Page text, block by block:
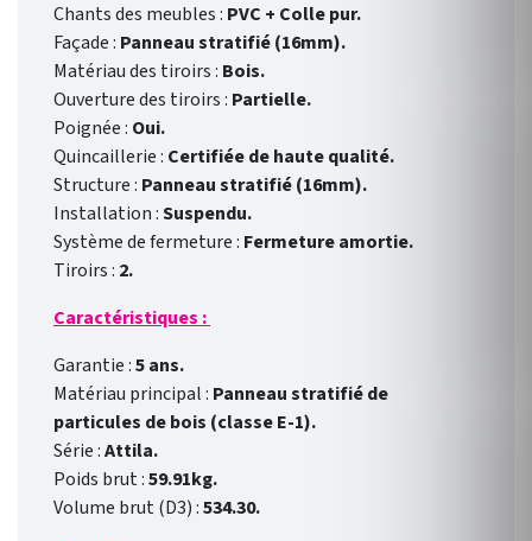
Chants des meubles : PVC + Colle pur.
Façade : Panneau stratifié (16mm).
Matériau des tiroirs : Bois.
Ouverture des tiroirs : Partielle.
Poignée : Oui.
Quincaillerie : Certifiée de haute qualité.
Structure : Panneau stratifié (16mm).
Installation :Suspendu.
Système de fermeture : Fermeture amortie.
Tiroirs : 2.
Caractéristiques :
Garantie :5 ans.
Matériau principal : Panneau stratifié de
particules de bois (classe E-1).
Série :Attila.
Poids brut :59.91kg.
Volume brut (D3) :534.30.